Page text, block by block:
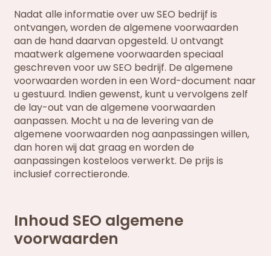
Nadat alle informatie over uw SEO bedrijf is
ontvangen, worden de algemene voorwaarden
aan de hand daarvan opgesteld. U ontvangt
maatwerk algemene voorwaarden speciaal
geschreven voor uw SEO bedrijf. De algemene
voorwaarden worden in een Word-document naar
u gestuurd. Indien gewenst, kunt u vervolgens zelf
de lay-out van de algemene voorwaarden
aanpassen. Mocht u na de levering van de
algemene voorwaarden nog aanpassingen willen,
dan horen wij dat graag en worden de
aanpassingen kosteloos verwerkt. De prijs is
inclusief correctieronde.
Inhoud SEO algemene
voorwaarden